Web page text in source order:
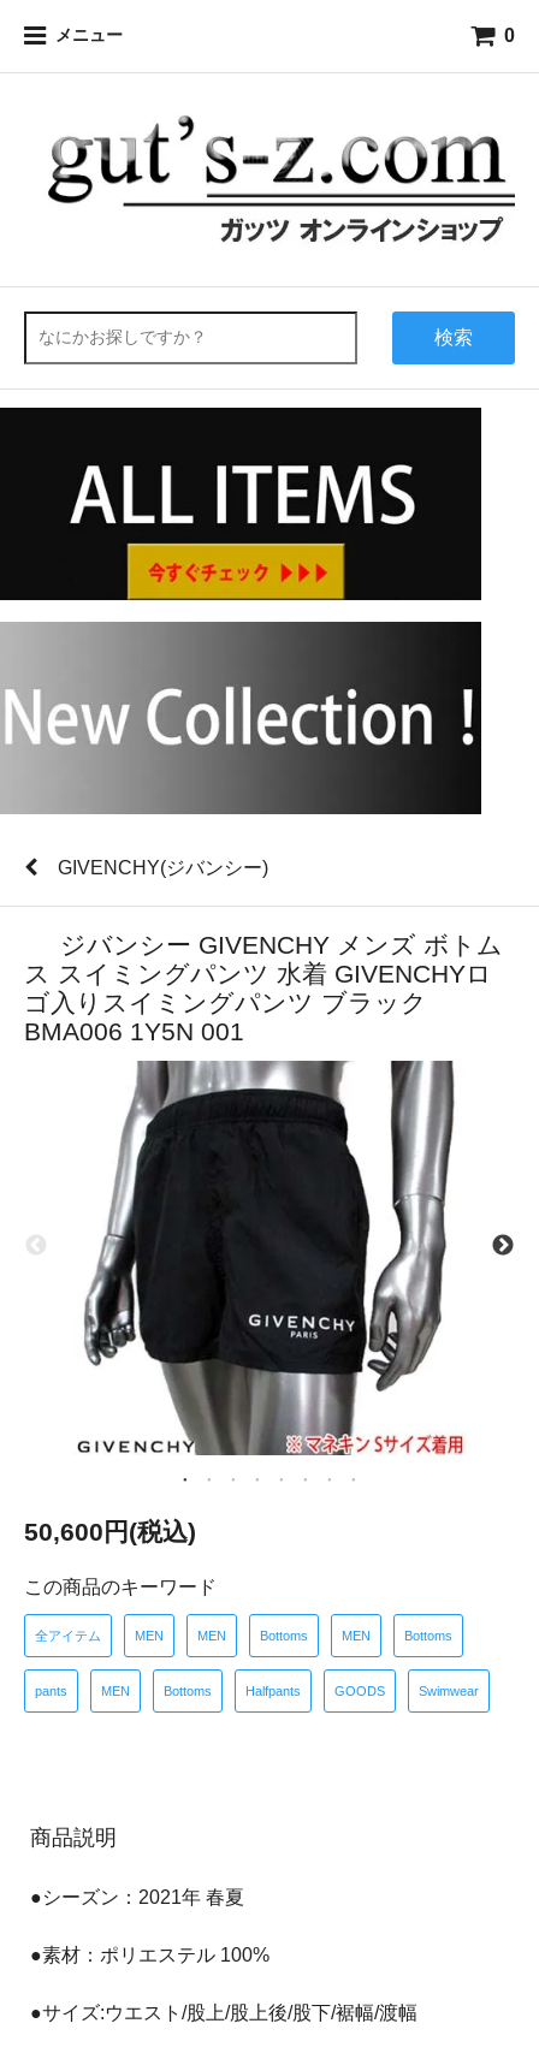
メニュー 0
検索
GIVENCHY(ジバンシー)
ジバンシー GIVENCHY メンズ ボトム
ス スイミングパンツ 水着 GIVENCHYロ
ゴ入りスイミングパンツ ブラック
BMA006 1Y5N 001
50,600円(税込)
この商品のキーワード
全アイテム MEN MEN Bottoms MEN Bottoms
pants MEN Bottoms Halfpants GOODS Swimwear
商品説明
●シーズン：2021年 春夏
●素材：ポリエステル 100%
●サイズ:ウエスト/股上/股上後/股下/裾幅/渡幅